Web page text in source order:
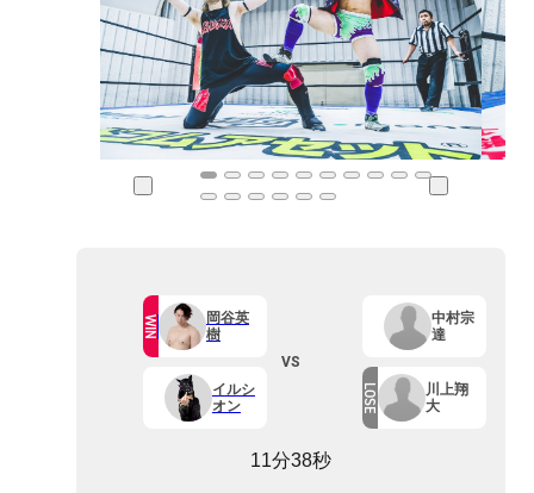
WIN
岡谷英
樹
イルシ
オン
VS
中村宗
達
LOSE
川上翔
大
11分38秒